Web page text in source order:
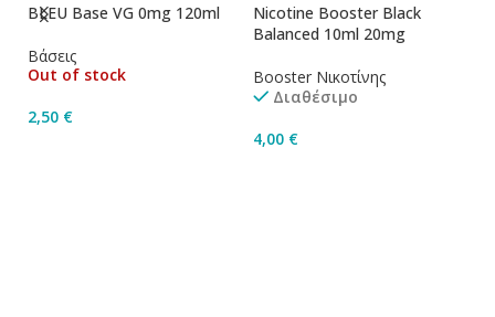
BLEU Base VG 0mg 120ml
Βάσεις
Out of stock
2,50 €
Nicotine Booster Black
Balanced 10ml 20mg
Booster Νικοτίνης
Διαθέσιμο
4,00 €